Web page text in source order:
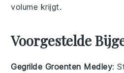
volume krijgt.
Voorgestelde
Gegrilde Groenten Medley: